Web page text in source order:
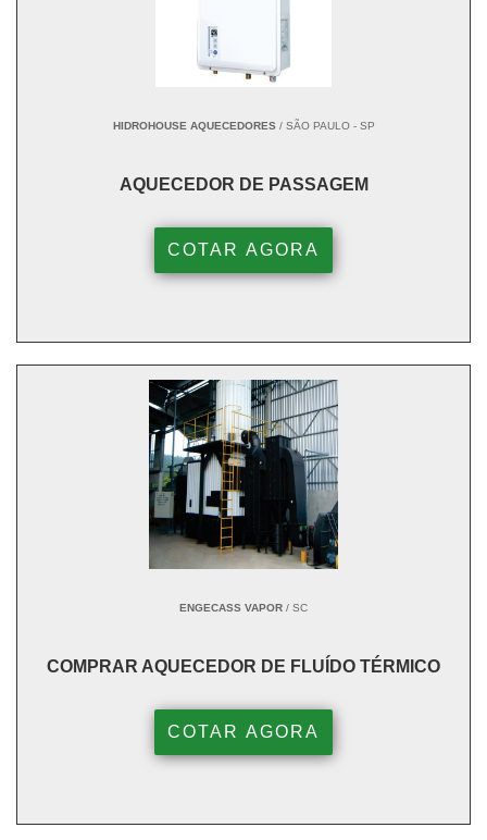
HIDROHOUSE AQUECEDORES/ SÃO PAULO - SP
AQUECEDOR DE PASSAGEM
COTAR AGORA
ENGECASS VAPOR / SC
COMPRAR AQUECEDOR DE FLUÍDO TÉRMICO
COTAR AGORA